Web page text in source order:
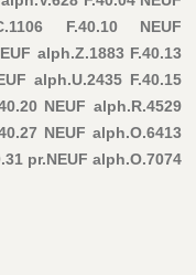
F.40.10 NEUF
alph.Z.1883 F.40.13
alph.U.2435 F.40.15
NEUF alph.R.4529
NEUF alph.O.6413
pr.NEUF alph.O.7074